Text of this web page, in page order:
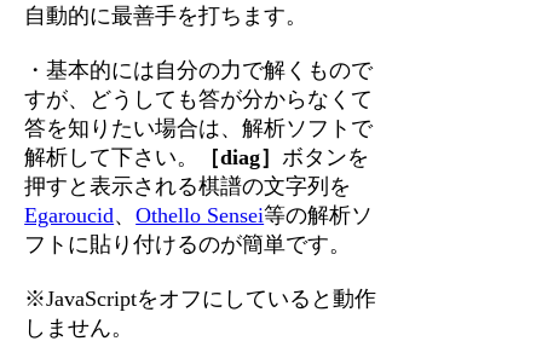
自動的に最善手を打ちます。
・基本的には自分の力で解くもので
すが、どうしても答が分からなくて
答を知りたい場合は、解析ソフトで
解析して下さい。
［diag］ ボタンを
押すと表示される棋譜の文字列を
Egaroucid、Othello Sensei等の解析ソ
フトに貼り付けるのが簡単です。
※JavaScriptをオフにしていると動作
しません。